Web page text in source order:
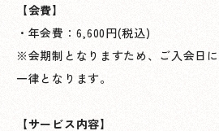
【会費】
・年会費：6,600円(税込)
※会期制となりますため、ご入会日
一律となります。
【サービス内容】